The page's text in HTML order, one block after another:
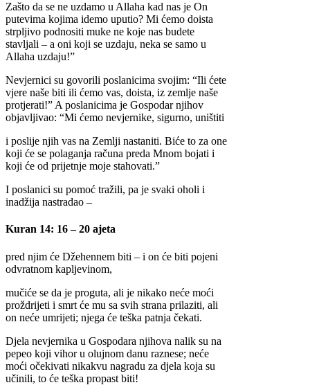
Zašto da se ne uzdamo u Allaha kad nas je On
putevima kojima idemo uputio? Mi ćemo doista
strpljivo podnositi muke ne koje nas budete
stavljali – a oni koji se uzdaju, neka se samo u
Allaha uzdaju!”
Nevjernici su govorili poslanicima svojim: “Ili ćete
vjere naše biti ili ćemo vas, doista, iz zemlje naše
protjerati!” A poslanicima je Gospodar njihov
objavljivao: “Mi ćemo nevjernike, sigurno, uništiti
i poslije njih vas na Zemlji nastaniti. Biće to za one
koji će se polaganja računa preda Mnom bojati i
koji će od prijetnje moje stahovati.”
I poslanici su pomoć tražili, pa je svaki oholi i
inadžija nastradao –
Kuran 14: 16 – 20 ajeta
pred njim će Džehennem biti – i on će biti pojeni
odvratnom kapljevinom,
mučiće se da je proguta, ali je nikako neće moći
proždrijeti i smrt će mu sa svih strana prilaziti, ali
on neće umrijeti; njega će teška patnja čekati.
Djela nevjernika u Gospodara njihova nalik su na
pepeo koji vihor u olujnom danu raznese; neće
moći očekivati nikakvu nagradu za djela koja su
učinili, to će teška propast biti!